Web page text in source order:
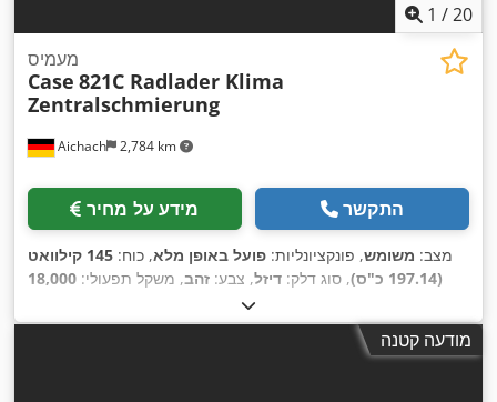
1 /20
Aichach 2,784 km
מעמיס
Case 821C Radlader Klima
Zentralschmierung
מידע על מחיר התקשר
מצב: משומש, פונקציונליות: פועל באופן מלא, כוח:
145 קילוואט
(197.14 כ"ס)
, סוג דלק: דיזל, צבע: זהב, משקל תפעולי: 18,000
, שנת ייצור:
מערכת גירוז מרכזית, תא נהג,
מודעה קטנה